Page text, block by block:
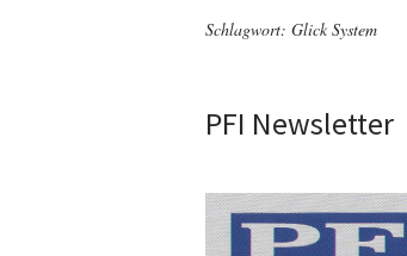
Schlagwort: Glick System
PFI Newsletter